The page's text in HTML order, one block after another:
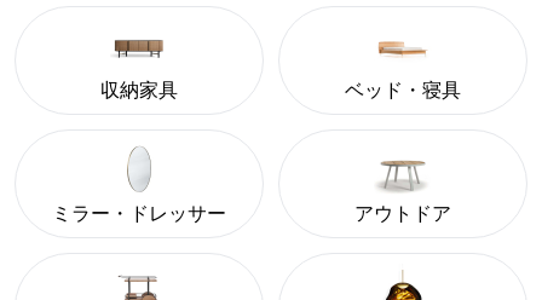
収納家具 ベッド・寝具
ミラー・ドレッサー アウトドア